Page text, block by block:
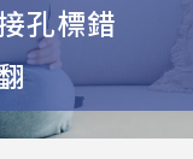
孔標錯